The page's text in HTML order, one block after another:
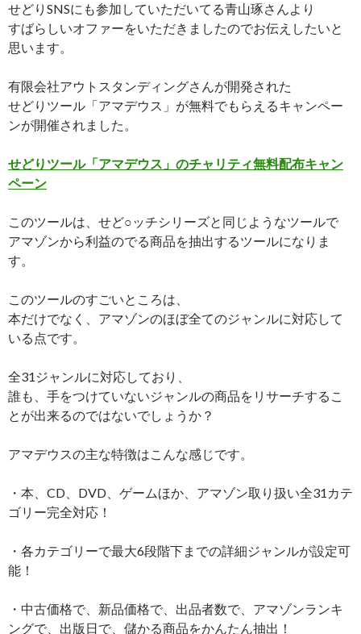
せどりSNSにも参加していただいてる青山琢さんより
すばらしいオファーをいただきましたのでお伝えしたいと
思います。
有限会社アウトスタンディングさんが開発された
せどりツール「アマデウス」が無料でもらえるキャンペー
ンが開催されました。
せどりツール「アマデウス」のチャリティ無料配布キャン
ペーン
このツールは、せど○ッチシリーズと同じようなツールで
アマゾンから利益のでる商品を抽出するツールになりま
す。
このツールのすごいところは、
本だけでなく、アマゾンのほぼ全てのジャンルに対応して
いる点です。
全31ジャンルに対応しており、
誰も、手をつけていないジャンルの商品をリサーチするこ
とが出来るのではないでしょうか？
アマデウスの主な特徴はこんな感じです。
・本、CD、DVD、ゲームほか、アマゾン取り扱い全31カテ
ゴリー完全対応！
・各カテゴリーで最大6段階下までの詳細ジャンルが設定可
能！
・中古価格で、新品価格で、出品者数で、アマゾンランキ
ングで、出版日で、儲かる商品をかんたん抽出！